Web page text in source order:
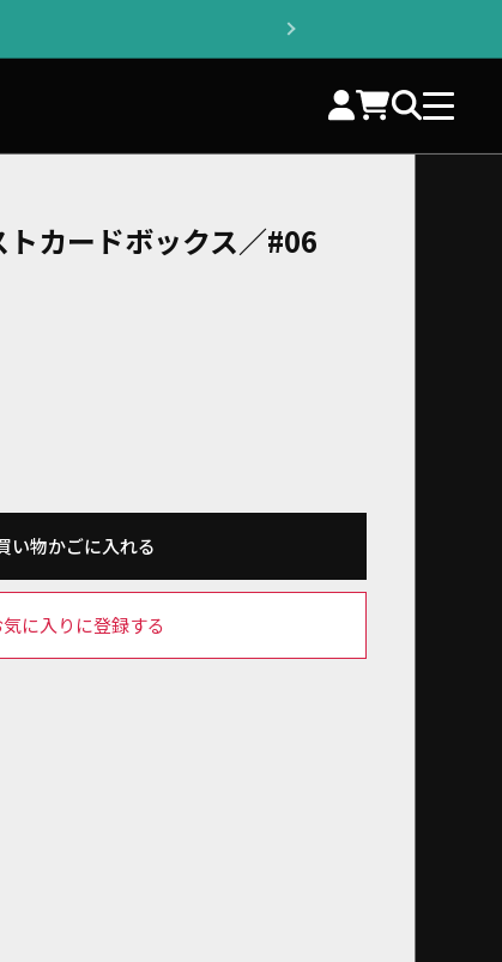
カードボックス／#06
い物かごに入れる
気に入りに登録する